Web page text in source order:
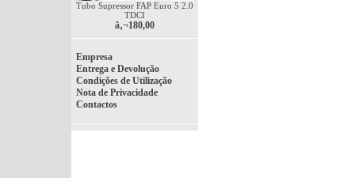
Tubo Supressor FAP Euro 5 2.0
TDCI
â‚¬180,00
Empresa
Entrega e Devolução
Condições de Utilização
Nota de Privacidade
Contactos